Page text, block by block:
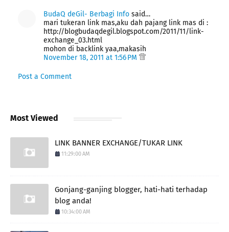
BudaQ deGil- Berbagi Info said…
mari tukeran link mas,aku dah pajang link mas di :
http://blogbudaqdegil.blogspot.com/2011/11/link-
exchange_03.html
mohon di backlink yaa,makasih
November 18, 2011 at 1:56 PM
Post a Comment
Most Viewed
LINK BANNER EXCHANGE/TUKAR LINK
11:29:00 AM
Gonjang-ganjing blogger, hati-hati terhadap
blog anda!
10:34:00 AM